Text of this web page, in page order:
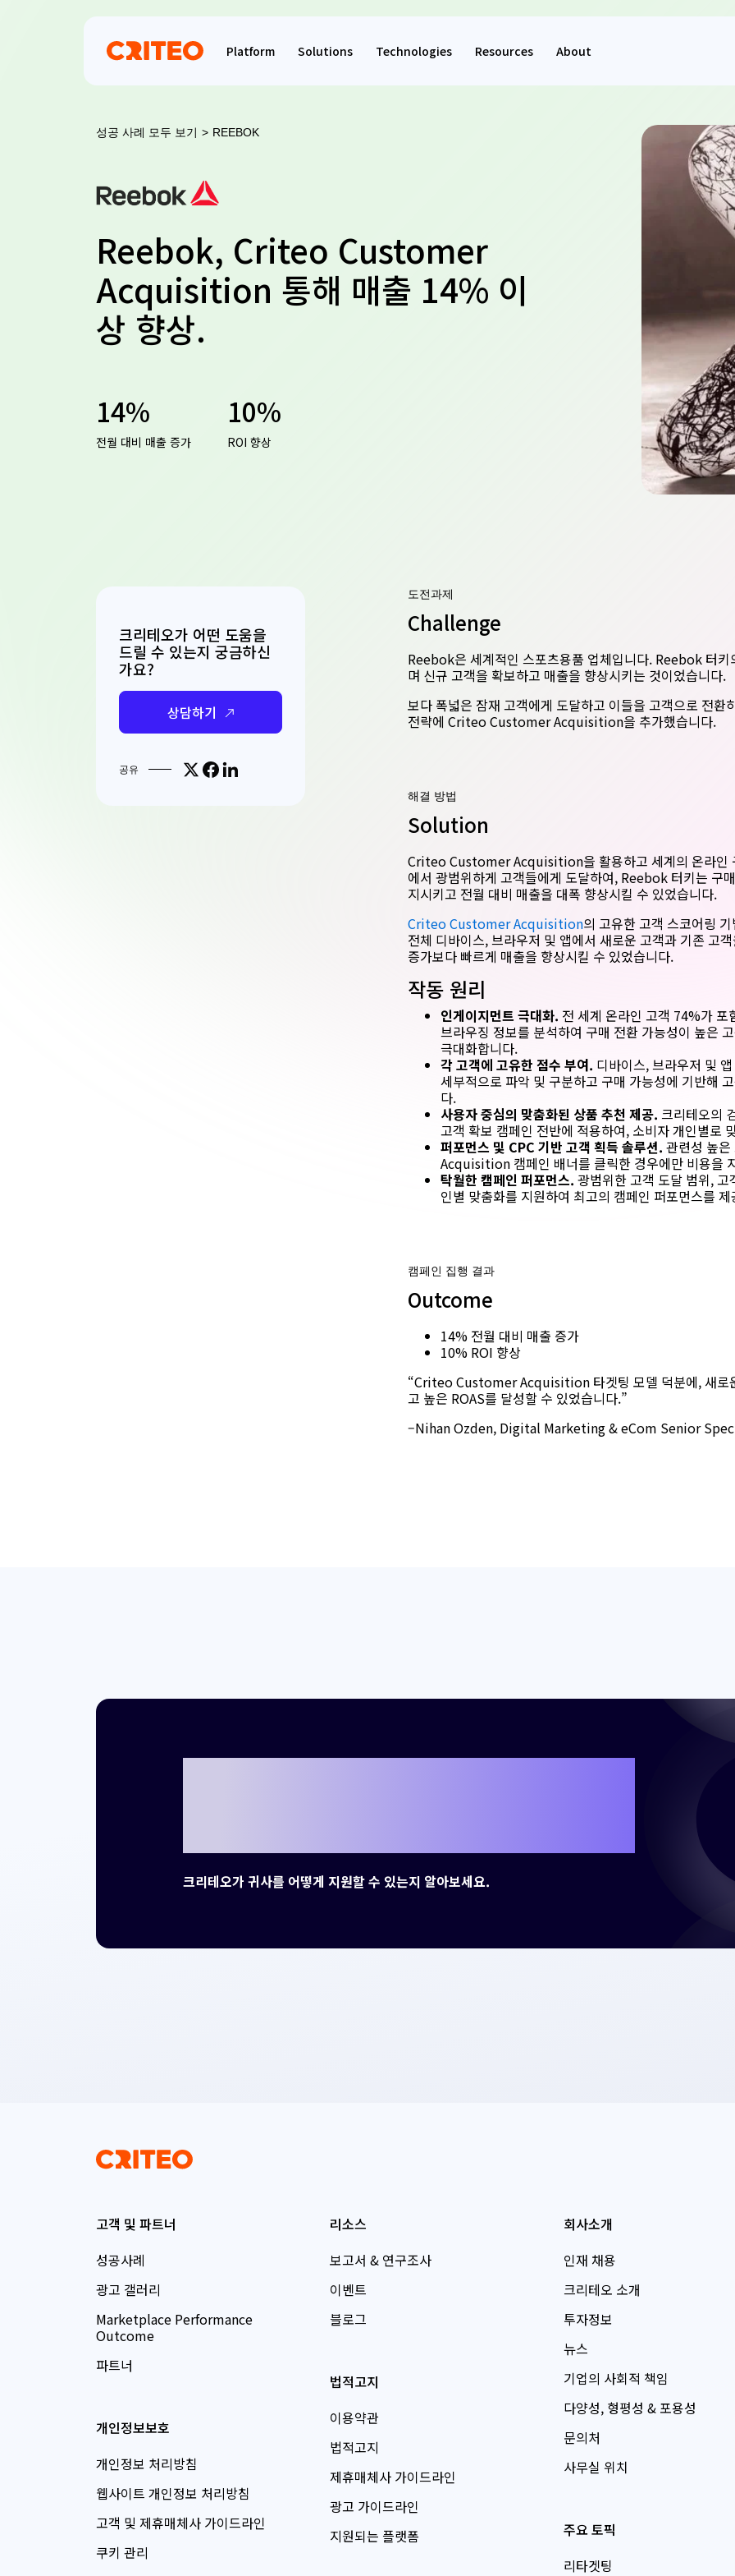
Platform Solutions Technologies Resources About
성공 사례 모두 보기 > REEBOK
Reebok, Criteo Customer
Acquisition 통해 매출 14% 이
상 향상.
14%
전월 대비 매출 증가
10%
ROI 향상
크리테오가 어떤 도움을
드릴 수 있는지 궁금하신
가요?
상담하기
공유 Share on X
Share on Facebook
Share on LinkedIn
도전과제
Challenge
Reebok은 세계적인 스포츠용품 업체입니다. Reebok 터
며 신규 고객을 확보하고 매출을 향상시키는 것이었습니다.
보다 폭넓은 잠재 고객에게 도달하고 이들을 고객으로 전
전략에 Criteo Customer Acquisition을 추가했습니다.
해결 방법
Solution
Criteo Customer Acquisition을 활용하고 세계의 온라인
에서 광범위하게 고객들에게 도달하여, Reebok 터키는 구
지시키고 전월 대비 매출을 대폭 향상시킬 수 있었습니다.
Criteo Customer Acquisition의 고유한 고객 스코어링
전체 디바이스, 브라우저 및 앱에서 새로운 고객과 기존 고
증가보다 빠르게 매출을 향상시킬 수 있었습니다.
작동 원리
인게이지먼트 극대화. 전 세계 온라인 고객 74%가 포
브라우징 정보를 분석하여 구매 전환 가능성이 높은
극대화합니다.
각 고객에 고유한 점수 부여. 디바이스, 브라우저 및
세부적으로 파악 및 구분하고 구매 가능성에 기반해
다.
사용자 중심의 맞춤화된 상품 추천 제공. 크리테오의
고객 확보 캠페인 전반에 적용하여, 소비자 개인별로
퍼포먼스 및 CPC 기반 고객 획득 솔루션. 관련성 높
Acquisition 캠페인 배너를 클릭한 경우에만 비용을
탁월한 캠페인 퍼포먼스. 광범위한 고객 도달 범위,
인별 맞춤화를 지원하여 최고의 캠페인 퍼포먼스를
캠페인 집행 결과
Outcome
14% 전월 대비 매출 증가
10% ROI 향상
“Criteo Customer Acquisition 타겟팅 모델 덕분에, 새로
고 높은 ROAS를 달성할 수 있었습니다.”
–Nihan Ozden, Digital Marketing & eCom Senior
크리테오가 귀사를 어떻게 지원할 수 있는지 알아보세요.
고객 및 파트너
성공사례
광고 갤러리
Marketplace Performance
Outcome
파트너
개인정보보호
개인정보 처리방침
웹사이트 개인정보 처리방침
고객 및 제휴매체사 가이드라인
쿠키 관리
리소스
보고서 & 연구조사
이벤트
블로그
법적고지
이용약관
법적고지
제휴매체사 가이드라인
광고 가이드라인
지원되는 플랫폼
회사소개
인재 채용
크리테오 소개
투자정보
뉴스
기업의 사회적 책임
다양성, 형평성 & 포용성
문의처
사무실 위치
주요 토픽
리타겟팅